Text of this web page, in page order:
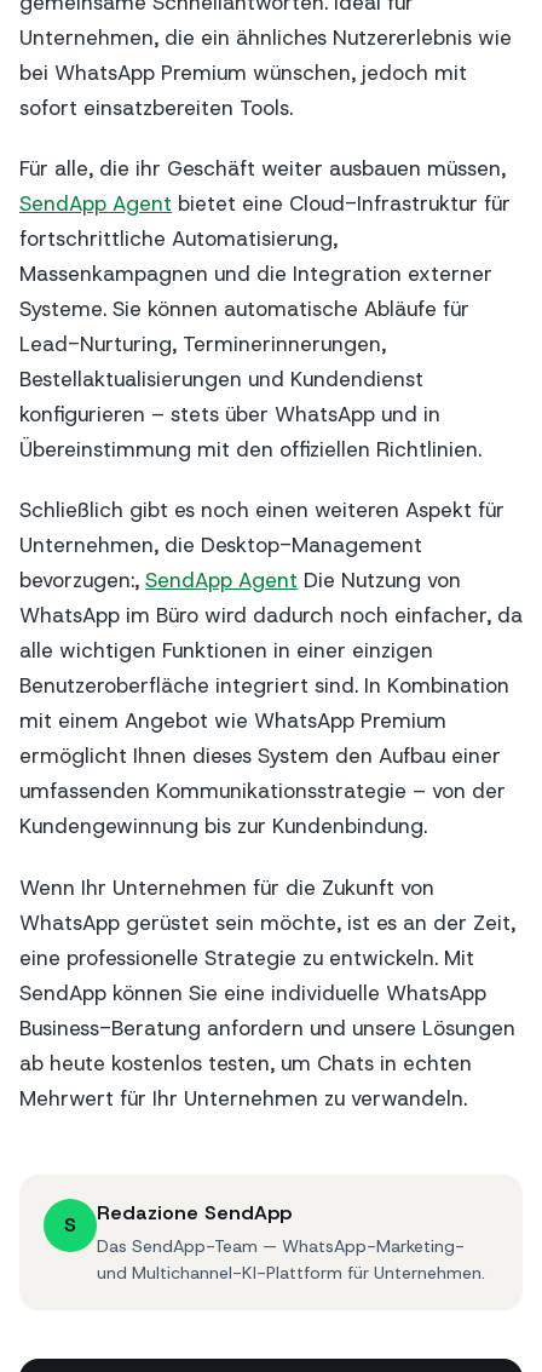
Unternehmen, die ein ähnliches Nutzererlebnis wie
bei WhatsApp Premium wünschen, jedoch mit
sofort einsatzbereiten Tools.
Für alle, die ihr Geschäft weiter ausbauen müssen,
SendApp Agent bietet eine Cloud-Infrastruktur für
fortschrittliche Automatisierung,
Massenkampagnen und die Integration externer
Systeme. Sie können automatische Abläufe für
Lead-Nurturing, Terminerinnerungen,
Bestellaktualisierungen und Kundendienst
konfigurieren – stets über WhatsApp und in
Übereinstimmung mit den offiziellen Richtlinien.
Schließlich gibt es noch einen weiteren Aspekt für
Unternehmen, die Desktop-Management
bevorzugen:, SendApp Agent Die Nutzung von
WhatsApp im Büro wird dadurch noch einfacher, da
alle wichtigen Funktionen in einer einzigen
Benutzeroberfläche integriert sind. In Kombination
mit einem Angebot wie WhatsApp Premium
ermöglicht Ihnen dieses System den Aufbau einer
umfassenden Kommunikationsstrategie – von der
Kundengewinnung bis zur Kundenbindung.
Wenn Ihr Unternehmen für die Zukunft von
WhatsApp gerüstet sein möchte, ist es an der Zeit,
eine professionelle Strategie zu entwickeln. Mit
SendApp können Sie eine individuelle WhatsApp
Business-Beratung anfordern und unsere Lösungen
ab heute kostenlos testen, um Chats in echten
Mehrwert für Ihr Unternehmen zu verwandeln.
S Redazione SendApp
Das SendApp-Team — WhatsApp-Marketing-
und Multichannel-KI-Plattform für Unternehmen.